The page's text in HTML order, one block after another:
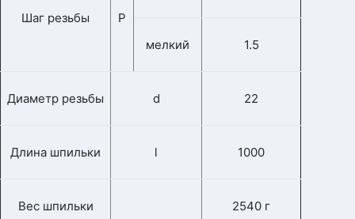
Шаг резьбы Р
мелкий 1.5
Диаметр резьбы d 22
Длина шпильки l 1000
Вес шпильки 2540 г